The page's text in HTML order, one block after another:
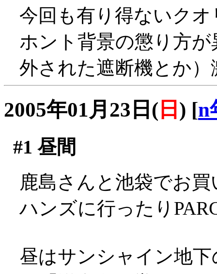
今回も有り得ないク
ホント背景の懲り方
外された遮断機とか
2005年01月23日( 日 ) [n
#1 昼間
鹿島さんと池袋でお
ハンズに行ったり
昼はサンシャイン地